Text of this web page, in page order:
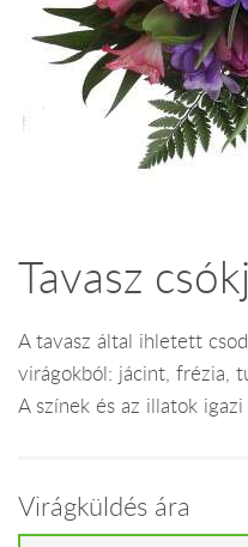
Tavasz
A tavasz által ihletett
virágokból: jácint, frézia,
A színek és az illatok igazi
Virágküldés ára